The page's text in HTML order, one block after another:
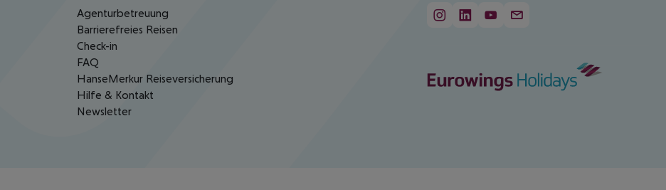
Agenturbetreuung
Barrierefreies Reisen
Check-in
FAQ
HanseMerkur Reiseversicherung
Hilfe & Kontakt
Newsletter